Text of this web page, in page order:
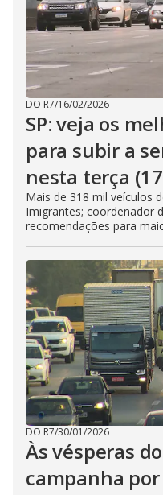
DO R7/16/02/2026
SP: veja os
para subir a
nesta terça
Mais de 318 mil veículos
Imigrantes; coordenador
recomendações para
DO R7/30/01/2026
Às vésperas
campanha